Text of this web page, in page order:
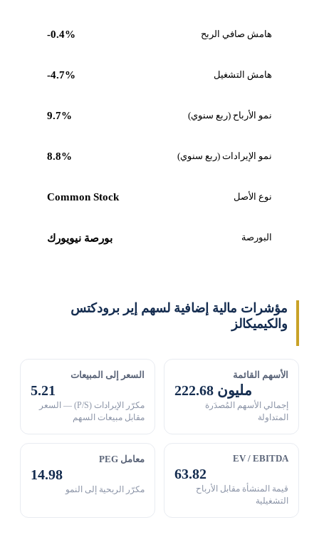
هامش صافي الربح -0.4%
هامش التشغيل -4.7%
نمو الأرباح (ربع سنوي) 9.7%
نمو الإيرادات (ربع سنوي) 8.8%
نوع الأصل Common Stock
البورصة بورصة نيويورك
مؤشرات مالية إضافية لسهم إير برودكتس
والكيميكالز
الأسهم القائمة
222.68 مليون
إجمالي الأسهم المُصدَرة
المتداولة
السعر إلى المبيعات
5.21
مكرّر الإيرادات (P/S) — السعر
مقابل مبيعات السهم
EV / EBITDA
63.82
قيمة المنشأة مقابل الأرباح
التشغيلية
معامل PEG
14.98
مكرّر الربحية إلى النمو